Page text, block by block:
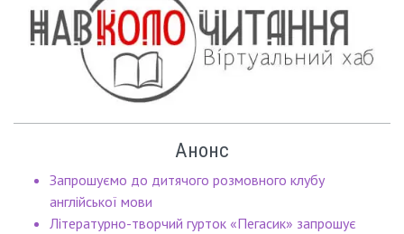
Анонс
Запрошуємо до дитячого розмовного клубу
англійської мови
Літературно-творчий гурток «Пегасик» запрошує